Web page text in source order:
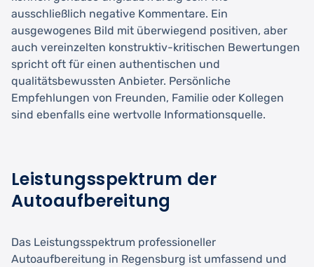
ausschließlich negative Kommentare. Ein
ausgewogenes Bild mit überwiegend positiven, aber
auch vereinzelten konstruktiv-kritischen Bewertungen
spricht oft für einen authentischen und
qualitätsbewussten Anbieter. Persönliche
Empfehlungen von Freunden, Familie oder Kollegen
sind ebenfalls eine wertvolle Informationsquelle.
Leistungsspektrum der
Autoaufbereitung
Das Leistungsspektrum professioneller
Autoaufbereitung in Regensburg ist umfassend und